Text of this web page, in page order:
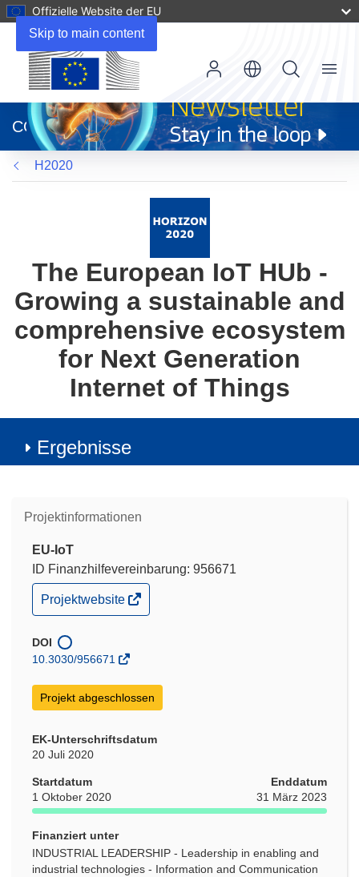
Skip to main content
Offizielle Website der EU
neuem
Fenster)
CORDIS
Menu
H2020
The European IoT HUb -
Growing a sustainable and
comprehensive ecosystem
for Next Generation
Internet of Things
Ergebnisse
Projektinformationen
EU-IoT
ID Finanzhilfevereinbarung: 956671
(öffnet
in
Fenster)
Projektwebsite
DOI
10.3030/956671
Projekt abgeschlossen
EK-Unterschriftsdatum
20 Juli 2020
Startdatum
1 Oktober 2020
Enddatum
31 März 2023
Finanziert unter
INDUSTRIAL LEADERSHIP - Leadership in enabling and
industrial technologies - Information and Communication